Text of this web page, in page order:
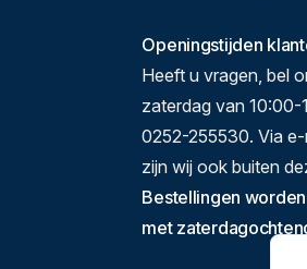
Openingstijden
Heeft u vragen, bel
zaterdag van
0252-255530. Via
zijn wij ook buiten
Bestellingen
met